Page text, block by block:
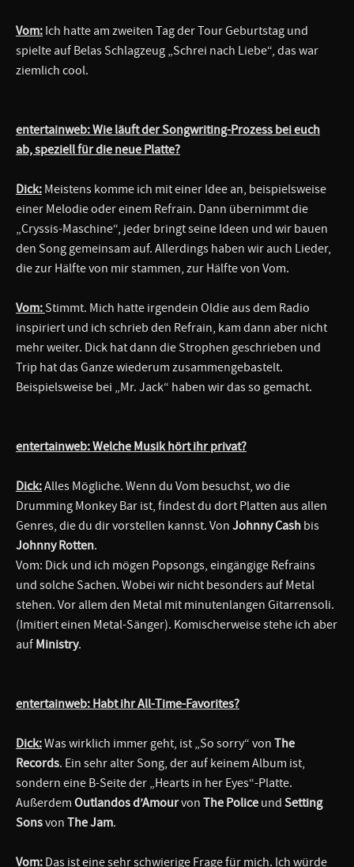
Vom: Ich hatte am zweiten Tag der Tour Geburtstag und
spielte auf Belas Schlagzeug „Schrei nach Liebe“, das war
ziemlich cool.
entertainweb: Wie läuft der Songwriting-Prozess bei euch
ab, speziell für die neue Platte?
Dick: Meistens komme ich mit einer Idee an, beispielsweise
einer Melodie oder einem Refrain. Dann übernimmt die
„Cryssis-Maschine“, jeder bringt seine Ideen und wir bauen
den Song gemeinsam auf. Allerdings haben wir auch Lieder,
die zur Hälfte von mir stammen, zur Hälfte von Vom.
Vom: Stimmt. Mich hatte irgendein Oldie aus dem Radio
inspiriert und ich schrieb den Refrain, kam dann aber nicht
mehr weiter. Dick hat dann die Strophen geschrieben und
Trip hat das Ganze wiederum zusammengebastelt.
Beispielsweise bei „Mr. Jack“ haben wir das so gemacht.
entertainweb: Welche Musik hört ihr privat?
Dick:Alles Mögliche. Wenn du Vom besuchst, wo die
Drumming Monkey Bar ist, findest du dort Platten aus allen
Genres, die du dir vorstellen kannst. Von Johnny Cash bis
Johnny Rotten.
Vom: Dick und ich mögen Popsongs, eingängige Refrains
und solche Sachen. Wobei wir nicht besonders auf Metal
stehen. Vor allem den Metal mit minutenlangen Gitarrensoli.
(Imitiert einen Metal-Sänger). Komischerweise stehe ich aber
auf Ministry.
entertainweb: Habt ihr All-Time-Favorites?
Dick:Was wirklich immer geht, ist „So sorry“ von The
Records. Ein sehr alter Song, der auf keinem Album ist,
sondern eine B-Seite der „Hearts in her Eyes“-Platte.
Außerdem Outlandos d’Amourvon The Police und Setting
Sonsvon The Jam.
Vom: Das ist eine sehr schwierige Frage für mich. Ich würde